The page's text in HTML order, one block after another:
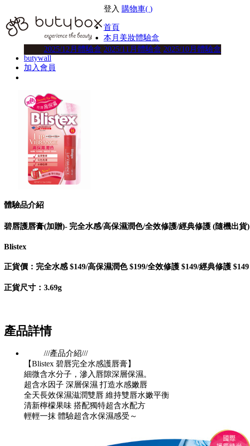
登入 購物車( )
首頁
本月美妝體驗盒
2025/12月體驗盒 2025/11月體驗盒 2025/10月體驗盒
美妝體驗盒方案
butywall
加入會員
體驗品介紹
碧唇護唇膏(加贈)- 完全水感/高保濕潤色/全效修護/經典修護 (隨機出貨)
Blistex
正貨價：完全水感 $149/高保濕潤色 $199/全效修護 $149/經典修護 $149
正貨尺寸：3.69g
產品詳情
///產品介紹///
【Blistex 碧唇完全水感護唇膏】
細微含水分子，滲入唇隙深層保濕。
超含水因子 深層保濕 打造水感嫩唇
全天長效保濕滋潤雙唇 維持雙唇水嫩平衡
清新檸檬果味 搭配獨特超含水配方
輕輕一抹 體驗超含水保濕感受～